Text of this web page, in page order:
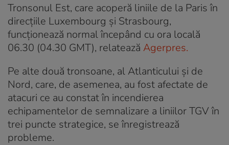
Tronsonul Est, care acoperă liniile de la Paris în
direcţiile Luxembourg şi Strasbourg,
funcţionează normal începând cu ora locală
06.30 (04.30 GMT), relatează Agerpres.
Pe alte două tronsoane, al Atlanticului şi de
Nord, care, de asemenea, au fost afectate de
atacuri ce au constat în incendierea
echipamentelor de semnalizare a liniilor TGV în
trei puncte strategice, se înregistrează
probleme.